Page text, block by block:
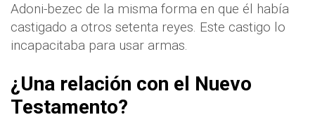
Adoni-bezec de la misma forma en que él había
castigado a otros setenta reyes. Este castigo lo
incapacitaba para usar armas.
¿Una relación con el Nuevo
Testamento?